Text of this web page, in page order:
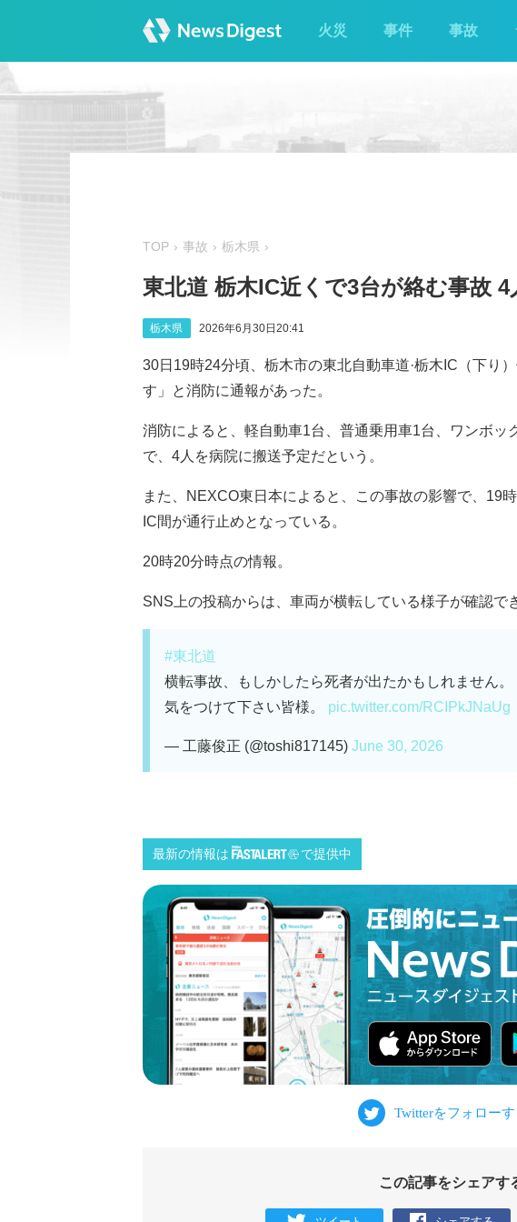
火災 事件 事故
TOP 事故 栃木県
東北道 栃木IC近くで3台が絡む事故
栃木県 2026年6月30日20:41
30日19時24分頃、栃木市の東北自動車道·栃木IC（下り
す」と消防に通報があった。
消防によると、軽自動車1台、普通乗用車1台、ワンボッ
で、4人を病院に搬送予定だという。
また、NEXCO東日本によると、この事故の影響で、19
IC間が通行止めとなっている。
20時20分時点の情報。
SNS上の投稿からは、車両が横転している様子が確認で
#東北道
横転事故、もしかしたら死者が出たかもしれません。
気をつけて下さい皆様。 pic.twitter.com/RCIPkJNaUg
— 工藤俊正 (@toshi817145) June 30, 2026
最新の情報は で提供中
この記事をシェアす